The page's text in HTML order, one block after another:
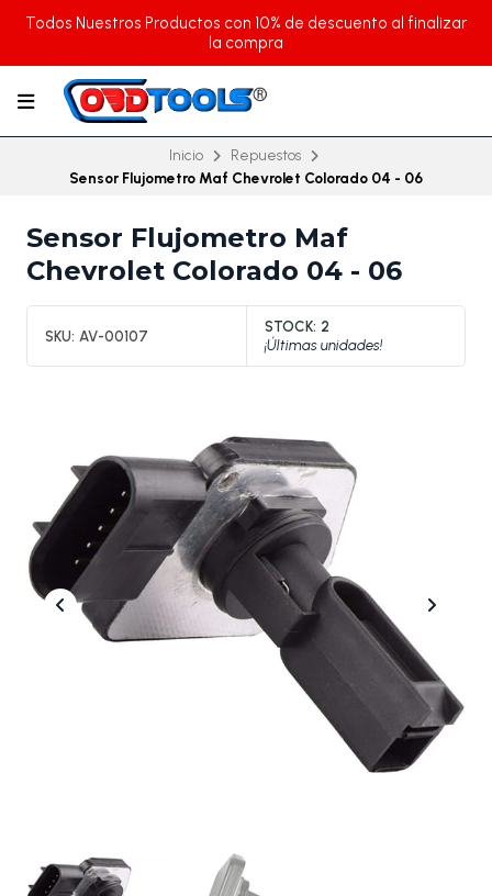
Todos Nuestros Productos con 10% de descuento al finalizar
la compra
Inicio
Repuestos
Sensor Flujometro Maf Chevrolet Colorado 04 - 06
Sensor Flujometro Maf
Chevrolet Colorado 04 - 06
SKU: AV-00107
STOCK: 2
¡Últimas unidades!